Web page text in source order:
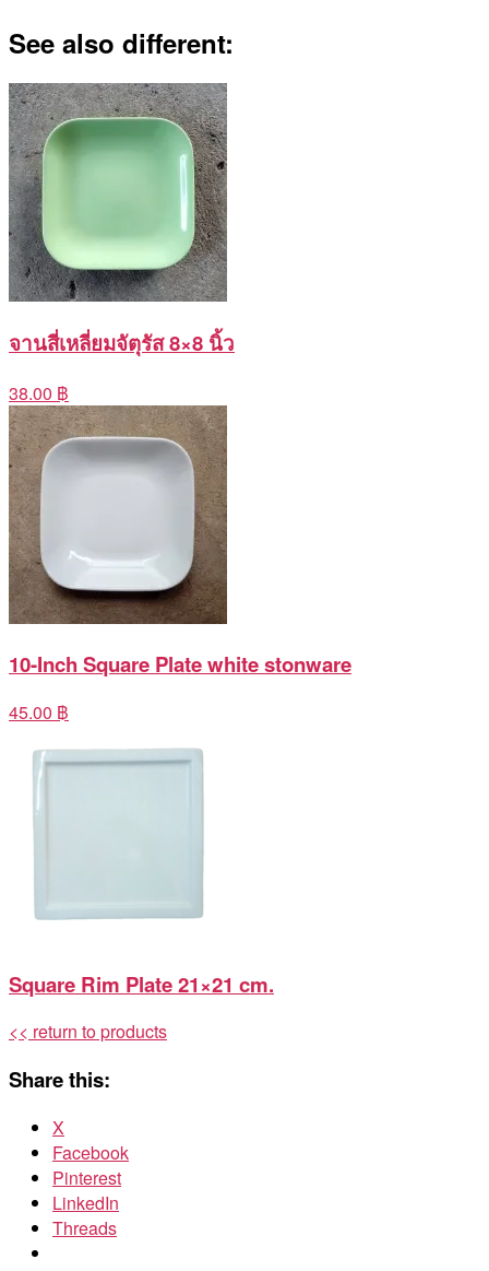
See also different:
จานสี่เหลี่ยมจัตุรัส 8×8 นิ้ว
38.00 ฿
10-Inch Square Plate white stonware
45.00 ฿
Square Rim Plate 21×21 cm.
<< return to products
Share this:
X
Facebook
Pinterest
LinkedIn
Threads